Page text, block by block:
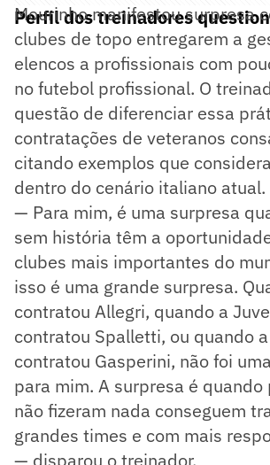
Perfil dos treinadores
Mourinho manifestou surpresa
clubes de topo entregarem a
elencos a profissionais com
no futebol profissional. O
questão de diferenciar essa
contratações de veteranos
citando exemplos que
dentro do cenário italiano atual.
— Para mim, é uma surpresa
sem história têm a
clubes mais importantes do
isso é uma grande surpresa.
contratou Allegri, quando a
contratou Spalletti, ou quando
contratou Gasperini, não foi
para mim. A surpresa é quando
não fizeram nada conseguem
grandes times e com mais
— disparou o treinador.